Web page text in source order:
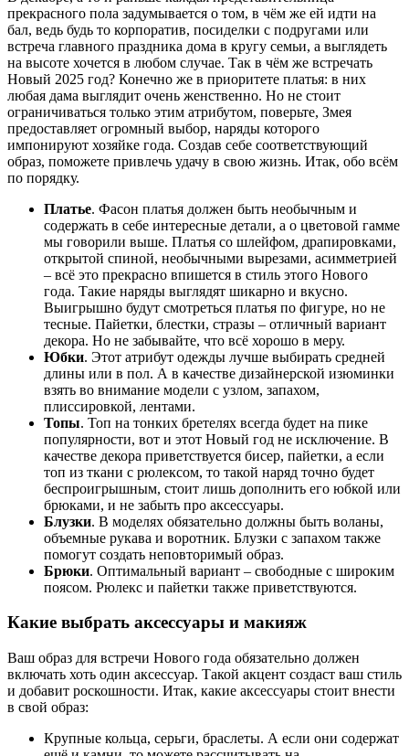
прекрасного пола задумывается о том, в чём же ей идти на
бал, ведь будь то корпоратив, посиделки с подругами или
встреча главного праздника дома в кругу семьи, а выглядеть
на высоте хочется в любом случае. Так в чём же встречать
Новый 2025 год? Конечно же в приоритете платья: в них
любая дама выглядит очень женственно. Но не стоит
ограничиваться только этим атрибутом, поверьте, Змея
предоставляет огромный выбор, наряды которого
импонируют хозяйке года. Создав себе соответствующий
образ, поможете привлечь удачу в свою жизнь. Итак, обо всём
по порядку.
Платье. Фасон платья должен быть необычным и
содержать в себе интересные детали, а о цветовой гамме
мы говорили выше. Платья со шлейфом, драпировками,
открытой спиной, необычными вырезами, асимметрией
– всё это прекрасно впишется в стиль этого Нового
года. Такие наряды выглядят шикарно и вкусно.
Выигрышно будут смотреться платья по фигуре, но не
тесные. Пайетки, блестки, стразы – отличный вариант
декора. Но не забывайте, что всё хорошо в меру.
Юбки. Этот атрибут одежды лучше выбирать средней
длины или в пол. А в качестве дизайнерской изюминки
взять во внимание модели с узлом, запахом,
плиссировкой, лентами.
Топы. Топ на тонких бретелях всегда будет на пике
популярности, вот и этот Новый год не исключение. В
качестве декора приветствуется бисер, пайетки, а если
топ из ткани с рюлексом, то такой наряд точно будет
беспроигрышным, стоит лишь дополнить его юбкой или
брюками, и не забыть про аксессуары.
Блузки. В моделях обязательно должны быть воланы,
объемные рукава и воротник. Блузки с запахом также
помогут создать неповторимый образ.
Брюки. Оптимальный вариант – свободные с широким
поясом. Рюлекс и пайетки также приветствуются.
Какие выбрать аксессуары и макияж
Ваш образ для встречи Нового года обязательно должен
включать хоть один аксессуар. Такой акцент создаст ваш стиль
и добавит роскошности. Итак, какие аксессуары стоит внести
в свой образ:
Крупные кольца, серьги, браслеты. А если они содержат